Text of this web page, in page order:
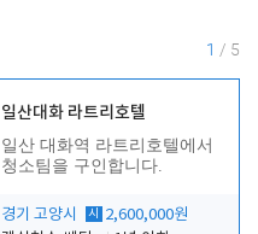
1 / 5
일산대화 라트리호텔
일산 대화역 라트리호텔에서
청소팀을 구인합니다.
경기 고양시 시
2,600,000원